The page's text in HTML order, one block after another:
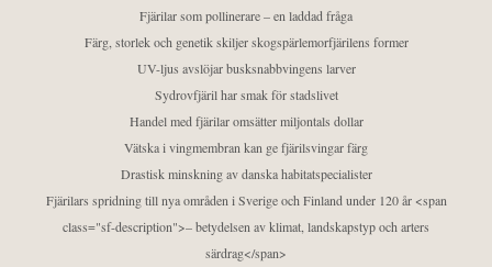
Fjärilar som pollinerare – en laddad fråga
Färg, storlek och genetik skiljer skogspärlemorfjärilens former
UV-ljus avslöjar busksnabbvingens larver
Sydrovfjäril har smak för stadslivet
Handel med fjärilar omsätter miljontals dollar
Vätska i vingmembran kan ge fjärilsvingar färg
Drastisk minskning av danska habitatspecialister
Fjärilars spridning till nya områden i Sverige och Finland under 120 år <span
class="sf-description">– betydelsen av klimat, landskapstyp och arters
särdrag</span>